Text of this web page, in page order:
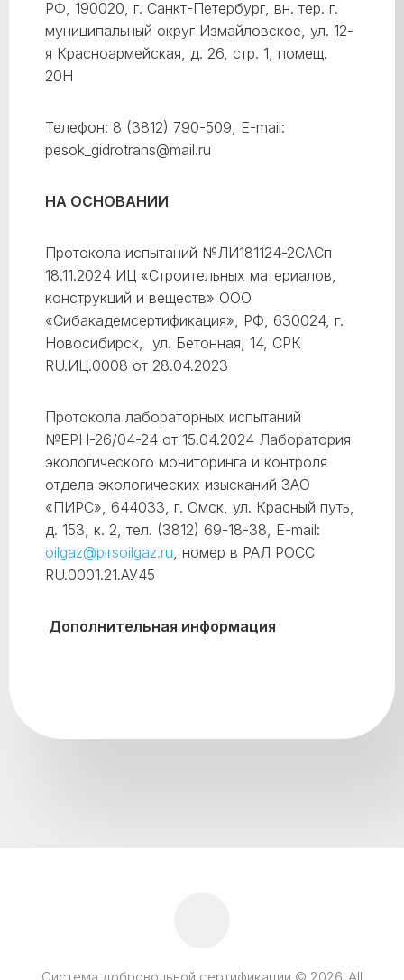
РФ, 190020, г. Санкт-Петербург, вн. тер. г.
муниципальный округ Измайловское, ул. 12-
я Красноармейская, д. 26, стр. 1, помещ.
20Н
Телефон: 8 (3812) 790-509, E-mail:
pesok_gidrotrans@mail.ru
НА ОСНОВАНИИ
Протокола испытаний №ЛИ181124-2САСп
18.11.2024 ИЦ «Строительных материалов,
конструкций и веществ» ООО
«Сибакадемсертификация», РФ, 630024, г.
Новосибирск, ул. Бетонная, 14, СРК
RU.ИЦ.0008 от 28.04.2023
Протокола лабораторных испытаний
№ЕРН-26/04-24 от 15.04.2024 Лаборатория
экологического мониторинга и контроля
отдела экологических изысканий ЗАО
«ПИРС», 644033, г. Омск, ул. Красный путь,
д. 153, к. 2, тел. (3812) 69-18-38, Е-mail:
oilgaz@pirsoilgaz.ru, номер в РАЛ РОСС
RU.0001.21.АУ45
Дополнительная информация